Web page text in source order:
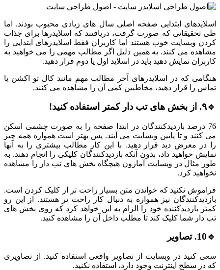
اسلایدهای ابتدایی صفحه اصلی سال های زیادی محبوب بودند. اما
طی تحقیقاتی که صورت گرفت، دریافتند که اسلایدرها برای جذاب
کردن وبسایت خوب هستند اما کاربران فقط اسلایدرهای ابتدایی را
مشاهده می کنند. به همین دلیل اگر مطالب مهمی را می خواهید به
کاربران نمایش دهید باید در اسلاید اول یا دوم قرار دهید.
هنگامی که در اسلایدرهای آخر مطالب مهم مانند کال تو اکشن یا
تماس را قرار دهید، مخاطبین کمی آن را مشاهده می کنند.
🔹۹. از بخش های تب دار کمتر استفاده کنید!
76 درصد بازدیدکنندگان در ابتدا صفحه را به صورت چشمی اسکن
می کنند و تا پایین وبسایت می آیند. پس بهتر است همواره همه چیز
را در معرض دید قرار دهید. با این کار مطالب بیشتری را به آنها
نمایش خواهید داد، بدون آنکه بازدیدکنندگان کلیکی را انجام دهند. به
طور مثال در وبسایت آمازون هیچگاه بخش های تب دار را مشاهده
نخواهید کرد.
فراموش نکنید که خواندن متن بسیار راحت تر از کلیک کردن است.
بازدیدکنندگان نیز همواره به دنبال کار راحت تر هستند. از این رو
کمتر بازدیدکننده خود را الزام به این خواهد کرد که روی بخش های
تب دار شما کلیک کند تا مطلب داخل آن را مشاهده کنید.
🔹10. تصاویر
سعی کنید در وبسایت از تصاویر واقعی استفاده کنید. از تصاویری
که در سطج اینترنت وجود دارد، استفاده نکنید.